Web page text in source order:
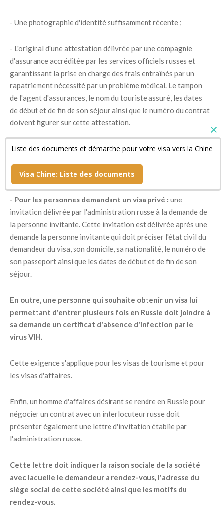
- Une photographie d'identité suffisamment récente ;
- L'original d'une attestation délivrée par une compagnie
d'assurance accréditée par les services officiels russes et
garantissant la prise en charge des frais entraînés par un
rapatriement nécessité par un problème médical. Le tampon
de l'agent d'assurances, le nom du touriste assuré, les dates
de début et de fin de son séjour ainsi que le numéro du contrat
doivent figurer sur cette attestation.
- Un document confirmant la réservation de sa chambre
d'hôtel si son séjour est bref ainsi qu'une copie de son billet de
retour ;
- Pour les personnes demandant un visa privé : une
invitation délivrée par l'administration russe à la demande de
la personne invitante. Cette invitation est délivrée après une
demande la personne invitante qui doit préciser l'état civil du
demandeur du visa, son domicile, sa nationalité, le numéro de
son passeport ainsi que les dates de début et de fin de son
séjour.
En outre, une personne qui souhaite obtenir un visa lui
permettant d'entrer plusieurs fois en Russie doit joindre à
sa demande un certificat d'absence d'infection par le
virus VIH.
Cette exigence s'applique pour les visas de tourisme et pour
les visas d'affaires.
Enfin, un homme d'affaires désirant se rendre en Russie pour
négocier un contrat avec un interlocuteur russe doit
présenter également une lettre d'invitation établie par
l'administration russe.
Cette lettre doit indiquer la raison sociale de la société
avec laquelle le demandeur a rendez-vous, l'adresse du
siège social de cette société ainsi que les motifs du
rendez-vous.
Liste des documents et démarche pour votre visa vers la Chine
Visa Chine: Liste des documents